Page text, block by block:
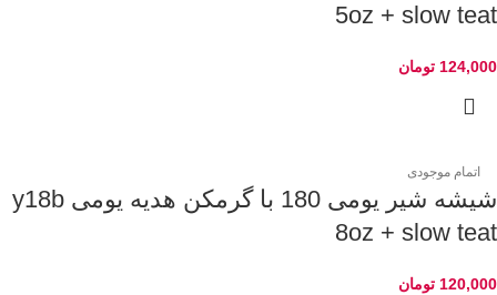
5oz + slow teat
124,000 تومان
اتمام موجودی
شیشه شیر یومی 180 با گرمکن هدیه یومی y18b
8oz + slow teat
120,000 تومان